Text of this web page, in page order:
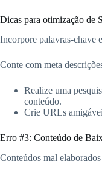
Dicas para otimização de
Incorpore palavras-chave
Conte com meta
Realize uma
conteúdo.
Crie URLs
Erro #3: Conteúdo de
Conteúdos mal